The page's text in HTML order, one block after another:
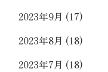
2023年9月 (17)
2023年8月 (18)
2023年7月 (18)